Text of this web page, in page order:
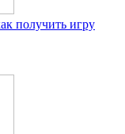
получить игру